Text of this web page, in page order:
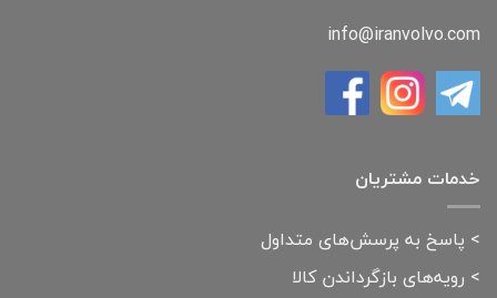
info@iranvolvo.com
خدمات مشتریان
> پاسخ به پرسش‌های متداول
> رویه‌های بازگرداندن کالا